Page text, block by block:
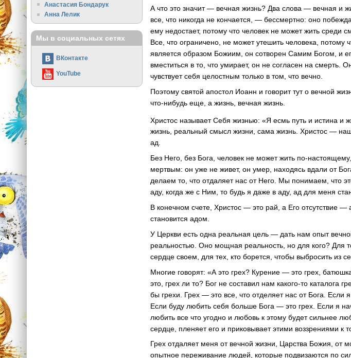
А что это значит — вечная жизнь? Два слова — вечная и
все, что никогда не кончается, — бессмертно: оно
ему недостает, потому что человек не может жить среди
Все, что ограничено, не может утешить человека, потому
является образом Божиим, он сотворен Самим Богом, и
вместиться в то, что умирает, он не согласен на смерть.
чувствует себя целостным только в том, что вечно.
Поэтому святой апостол Иоанн и говорит тут о вечной
что-нибудь еще, а жизнь, вечная жизнь.
Христос называет Себя жизнью: «Я есмь путь и истина и
жизнь, реальный смысл жизни, сама жизнь. Христос —
ад.
Без Него, без Бога, человек не может жить по-
мертвым: он уже не живет, он умер, находясь вдали от
делаем то, что отдаляет нас от Него. Мы понимаем, что
аду, когда же с Ним, то будь я даже в аду, ад для меня
В конечном счете, Христос — это рай, а Его отсутствие —
становится адом.
У Церкви есть одна реальная цель — дать нам опыт
реальностью. Оно мощная реальность, но для кого? Для
сердце своем, для тех, кто борется, чтобы выбросить из
Многие говорят: «А это грех? Курение — это грех,
это, грех ли то? Бог не составил нам какого-то каталога
бы грехи. Грех — это все, что отделяет нас от Бога. Если
Если буду любить себя больше Бога — это грех. Если я
любить все что угодно и любовь к этому будет сильнее
сердце, пленяет его и приковывает этими воззрениями к
Грех отдаляет меня от вечной жизни, Царства Божия, от
опытное переживание людей, которые подвизаются по
Анастасия Бондарук
Анна Лелик
Мы в социальных сетях
ВКонтакте
YouTube